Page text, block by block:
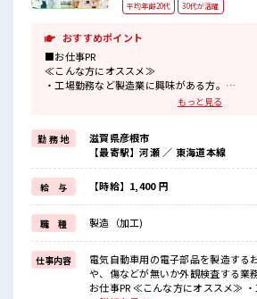
平均年齢20代
30代が活躍
おすすめポイント
■お仕事PR
≪こんな方にオススメ≫
・工場勤務など製造業に興味がある方。
制服があるので、
毎日の服装の悩み解消♪
≪自分に合った期間で働ける≫
生活スタイルに合わせた働き方もできる、
派遣のお仕事です！
≪美味しい食堂あり≫
月曜から金曜の日中営業中の食堂は400円で定
≪無料の駐車場完備≫
これで夜の通勤も安心してラクラクですね♪
■職場の雰囲気
20～30代活躍中！
もっと見る
勤 務 地
滋賀県彦根市
【最寄駅】河瀬 ／ 東海道本線
給 与 【時給】1,400 円
職 種 製造（加工)
仕事内容
電気自動車用の電子部品を製造す
や、傷などが無いか外観検査する業
お仕事PR ≪こんな方にオススメ≫